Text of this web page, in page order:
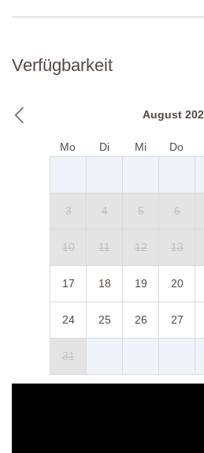
Verfügbarkeit
August
Mo Di Mi Do
3 4 5 6
10 11 12 13
17 18 19 20
24 25 26 27
31